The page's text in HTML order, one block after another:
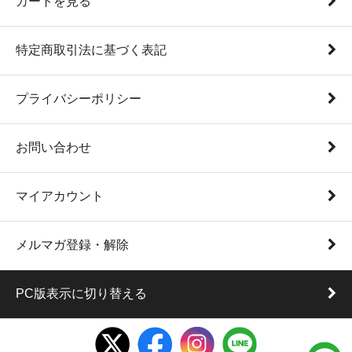
特定商取引法に基づく表記
プライバシーポリシー
お問い合わせ
マイアカウント
メルマガ登録・解除
PC版表示に切り替える